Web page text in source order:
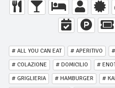
# ALL YOU CAN EAT # APERITIVO
# COLAZIONE
# DOMICILIO #
# GRIGLIERIA
# HAMBURGER #